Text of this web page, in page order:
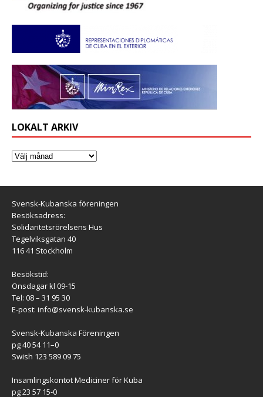
LOKALT ARKIV
Svensk-Kubanska föreningen
Besöksadress:
Solidaritetsrörelsens Hus
Tegelviksgatan 40
116 41 Stockholm
Besökstid:
Onsdagar kl 09-15
Tel: 08 – 31 95 30
E-post: info@svensk-kubanska.se
Svensk-Kubanska Föreningen
pg 40 54 11–0
Swish 123 589 09 75
Insamlingskontot Mediciner för Kuba
pg 23 57 15-0